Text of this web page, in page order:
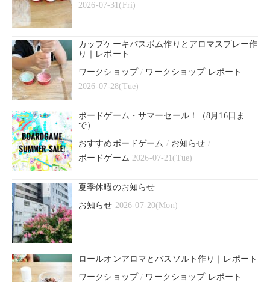
2026-07-31(Fri)
カップケーキバスボム作りとアロマスプレー作
り｜レポート
ワークショップ/ ワークショップ レポート
2026-07-28(Tue)
ボードゲーム・サマーセール！（8月16日ま
で）
おすすめボードゲーム / お知らせ /
ボードゲーム 2026-07-21(Tue)
夏季休暇のお知らせ
お知らせ 2026-07-20(Mon)
ロールオンアロマとバスソルト作り｜レポート
ワークショップ/ ワークショップ レポート